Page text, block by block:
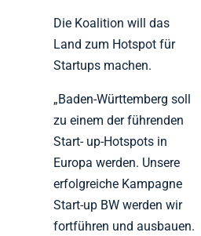
Die Koalition will das
Land zum Hotspot für
Startups machen.
„Baden-Württemberg soll
zu einem der führenden
Start- up-Hotspots in
Europa werden. Unsere
erfolgreiche Kampagne
Start-up BW werden wir
fortführen und ausbauen.